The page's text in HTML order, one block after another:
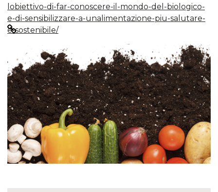
lobiettivo-di-far-conoscere-il-mondo-del-biologico-
e-di-sensibilizzare-a-unalimentazione-piu-salutare-
e-sostenibile/